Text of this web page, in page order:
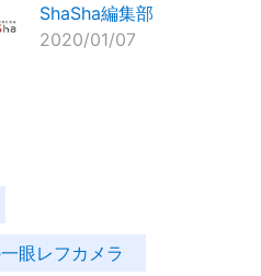
ShaSha編集部
2020/01/07
眼レフカメラ